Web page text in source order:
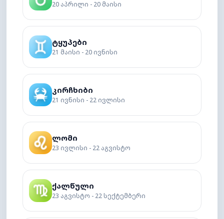
20 აპრილი - 20 მაისი
ტყუპები
21 მაისი - 20 ივნისი
კირჩხიბი
21 ივნისი - 22 ივლისი
ლომი
23 ივლისი - 22 აგვისტო
ქალწული
23 აგვისტო - 22 სექტემბერი